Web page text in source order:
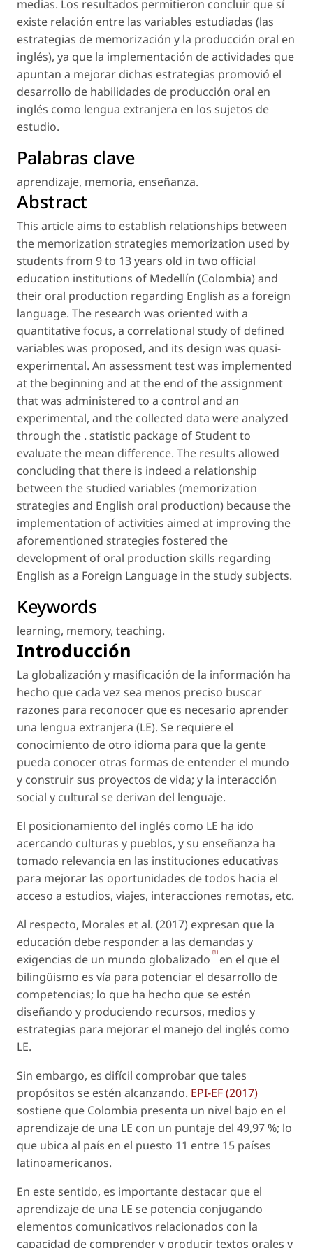
medias. Los resultados permitieron concluir que sí
existe relación entre las variables estudiadas (las
estrategias de memorización y la producción oral en
inglés), ya que la implementación de actividades que
apuntan a mejorar dichas estrategias promovió el
desarrollo de habilidades de producción oral en
inglés como lengua extranjera en los sujetos de
estudio.
Palabras clave
aprendizaje, memoria, enseñanza.
Abstract
This article aims to establish relationships between
the memorization strategies memorization used by
students from 9 to 13 years old in two official
education institutions of Medellín (Colombia) and
their oral production regarding English as a foreign
language. The research was oriented with a
quantitative focus, a correlational study of defined
variables was proposed, and its design was quasi-
experimental. An assessment test was implemented
at the beginning and at the end of the assignment
that was administered to a control and an
experimental, and the collected data were analyzed
through the . statistic package ofStudentto
evaluate the mean difference. The results allowed
concluding that there is indeed a relationship
between the studied variables (memorization
strategies and English oral production) because the
implementation of activities aimed at improving the
aforementioned strategies fostered the
development of oral production skills regarding
English as a Foreign Language in the study subjects.
Keywords
learning, memory, teaching.
Introducción
La globalización y masificación de la información ha
hecho que cada vez sea menos preciso buscar
razones para reconocer que es necesario aprender
una lengua extranjera (LE). Se requiere el
conocimiento de otro idioma para que la gente
pueda conocer otras formas de entender el mundo
y construir sus proyectos de vida; y la interacción
social y cultural se derivan del lenguaje.
El posicionamiento del inglés como LE ha ido
acercando culturas y pueblos, y su enseñanza ha
tomado relevancia en las instituciones educativas
para mejorar las oportunidades de todos hacia el
acceso a estudios, viajes, interacciones remotas, etc.
Al respecto, Morales et al. (2017) expresan que la
educación debe responder a las demandas y
exigencias de un mundo globalizado [1] en el que el
bilingüismo es vía para potenciar el desarrollo de
competencias; lo que ha hecho que se estén
diseñando y produciendo recursos, medios y
estrategias para mejorar el manejo del inglés como
LE.
Sin embargo, es difícil comprobar que tales
propósitos se estén alcanzando. EPI-EF (2017)
sostiene que Colombia presenta un nivel bajo en el
aprendizaje de una LE con un puntaje del 49,97 %; lo
que ubica al país en el puesto 11 entre 15 países
latinoamericanos.
En este sentido, es importante destacar que el
aprendizaje de una LE se potencia conjugando
elementos comunicativos relacionados con la
capacidad de comprender y producir textos orales y